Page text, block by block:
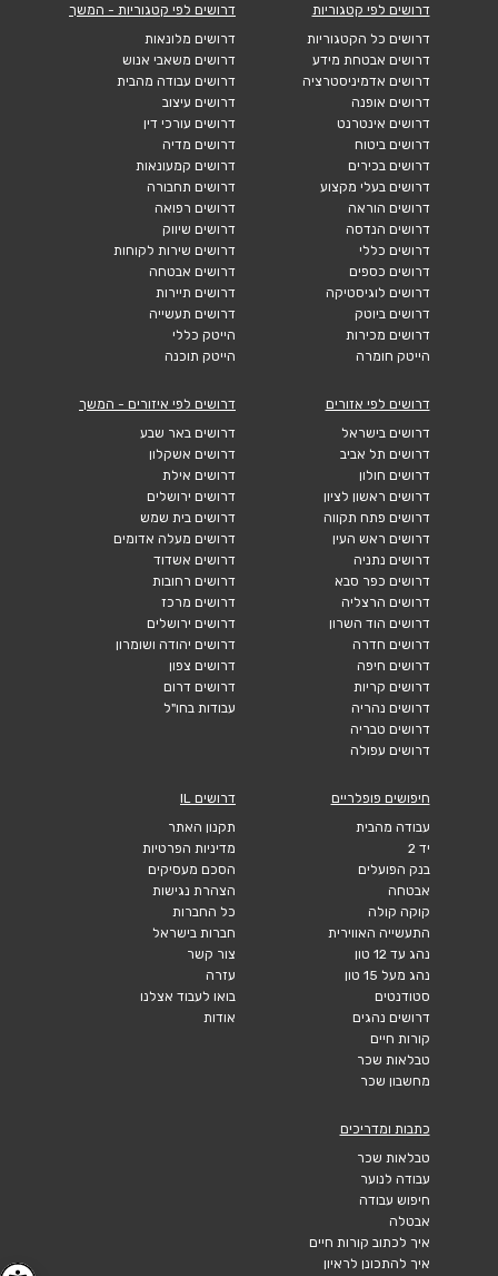
דרושים לפי קטגוריות
דרושים כל הקטגוריות
דרושים אבטחת מידע
דרושים אדמיניסטרציה
דרושים אופנה
דרושים אינטרנט
דרושים ביטוח
דרושים בכירים
דרושים בעלי מקצוע
דרושים הוראה
דרושים הנדסה
דרושים כללי
דרושים כספים
דרושים לוגיסטיקה
דרושים ביוטק
דרושים מכירות
הייטק חומרה
דרושים לפי קטגוריות - המשך
דרושים מלונאות
דרושים משאבי אנוש
דרושים עבודה מהבית
דרושים עיצוב
דרושים עורכי דין
דרושים מדיה
דרושים קמעונאות
דרושים תחבורה
דרושים רפואה
דרושים שיווק
דרושים שירות לקוחות
דרושים אבטחה
דרושים תיירות
דרושים תעשייה
הייטק כללי
הייטק תוכנה
דרושים לפי אזורים
דרושים בישראל
דרושים תל אביב
דרושים חולון
דרושים ראשון לציון
דרושים פתח תקווה
דרושים ראש העין
דרושים נתניה
דרושים כפר סבא
דרושים הרצליה
דרושים הוד השרון
דרושים חדרה
דרושים חיפה
דרושים קריות
דרושים נהריה
דרושים טבריה
דרושים עפולה
דרושים לפי איזורים - המשך
דרושים באר שבע
דרושים אשקלון
דרושים אילת
דרושים ירושלים
דרושים בית שמש
דרושים מעלה אדומים
דרושים אשדוד
דרושים רחובות
דרושים מרכז
דרושים ירושלים
דרושים יהודה ושומרון
דרושים צפון
דרושים דרום
עבודות בחו"ל
חיפושים פופלריים
עבודה מהבית
יד 2
בנק הפועלים
אבטחה
קוקה קולה
התעשייה האווירית
נהג עד 12 טון
נהג מעל 15 טון
סטודנטים
דרושים נהגים
קורות חיים
טבלאות שכר
מחשבון שכר
דרושים IL
תקנון האתר
מדיניות הפרטיות
הסכם מעסיקים
הצהרת נגישות
כל החברות
חברות בישראל
צור קשר
עזרה
בואו לעבוד אצלנו
אודות
כתבות ומדריכים
טבלאות שכר
עבודה לנוער
חיפוש עבודה
אבטלה
איך לכתוב קורות חיים
איך להתכונן לראיון